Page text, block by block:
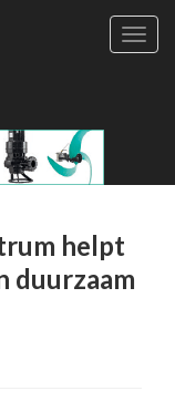
helpt
duurzaam